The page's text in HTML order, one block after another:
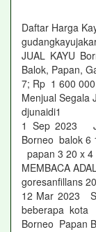
Daftar Harga
JUAL KAYU
Balok, Papan,
7; Rp 1 600
Menjual Segala
djunaidi1
1 Sep 2023
Borneo balok 6
papan 3 20 x
MEMBACA
goresanfillans
12 Mar 2023
beberapa kota
Borneo Papan